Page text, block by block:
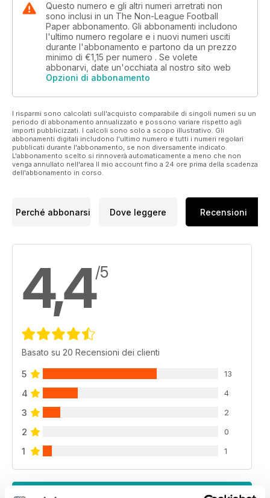
Questo numero e gli altri numeri arretrati non
sono inclusi in un The Non-League Football
Paper abbonamento. Gli abbonamenti includono
l'ultimo numero regolare e i nuovi numeri usciti
durante l'abbonamento e partono da un prezzo
minimo di €1,15 per numero . Se volete
abbonarvi, date un'occhiata al nostro sito web
Opzioni di abbonamento
I risparmi sono calcolati sull'acquisto comparabile di singoli numeri su un
periodo di abbonamento annualizzato e possono variare rispetto agli
importi pubblicizzati. I calcoli sono solo a scopo illustrativo. Gli
abbonamenti digitali includono l'ultimo numero e tutti i numeri regolari
pubblicati durante l'abbonamento, se non diversamente indicato.
L'abbonamento scelto si rinnoverà automaticamente a meno che non
venga annullato nell'area Il mio account fino a 24 ore prima della scadenza
dell'abbonamento in corso.
Perché abbonarsi Dove leggere Recensioni
4,4/5
Basato su 20 Recensioni dei clienti
5 13
4 4
3 2
2 0
1 1